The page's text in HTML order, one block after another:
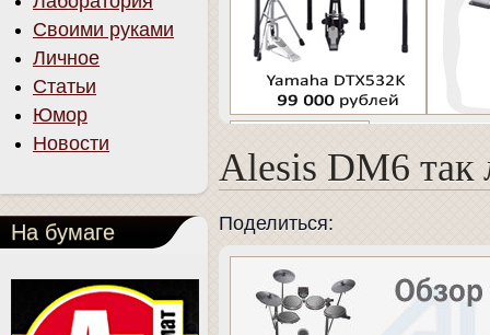
Alesis DM6 так
Поделиться:
Своими руками
Личное
Статьи
Юмор
Новости
На бумаге